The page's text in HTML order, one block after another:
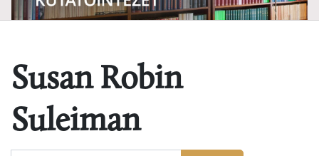
Susan Robin
Suleiman